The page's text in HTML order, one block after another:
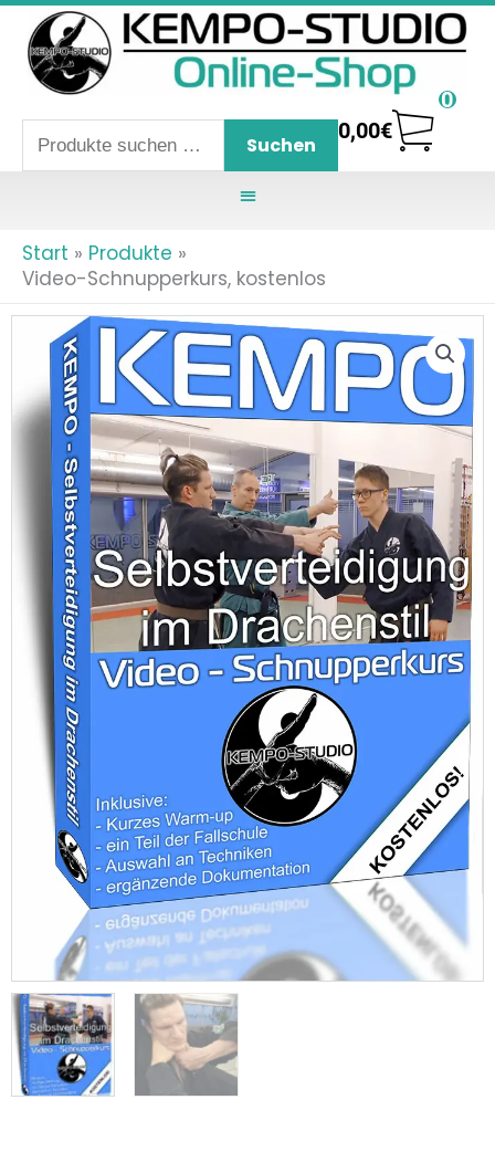
Zum
Inhalt
springen
Suchen
nach:
Suchen
0,00€
0
Start
Produkte
Video-Schnupperkurs, kostenlos